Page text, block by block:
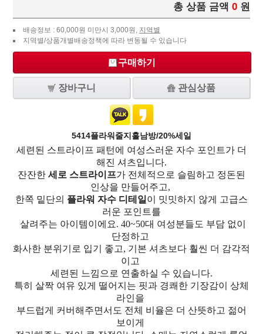
총 상품 금액 0 원
배송정보 : 60,000원 미만시 3,000원, 지역별
지역별/상품개별배송정책에 따라 변동될 수 있습니다
구매하기
장바구니 관심상품
5414플라워줄지훌남방/20%세일
세련된 스트라이프 패턴에 여성스러운 자수 포인트가 더
해진 셔츠입니다.
잔잔한 세로 스트라이프가 전체적으로 슬림하고 정돈된
인상을 만들어주고,
한쪽 밑단의 플라워 자수 디테일 이 밋밋하지 않게 고급스
러운 포인트를
살려주는 아이템이에요. 40~50대 여성분들도 부담 없이
단정하고
화사한 분위기로 입기 좋고, 기본 셔츠보다 훨씬 더 감각적
이고
세련된 느낌으로 연출하실 수 있습니다.
특히 살짝 여유 있게 떨어지는 핏과 경쾌한 기장감이 상체
라인을
부드럽게 커버해주면서도 전체 비율은 더 산뜻하고 젊어
보이게